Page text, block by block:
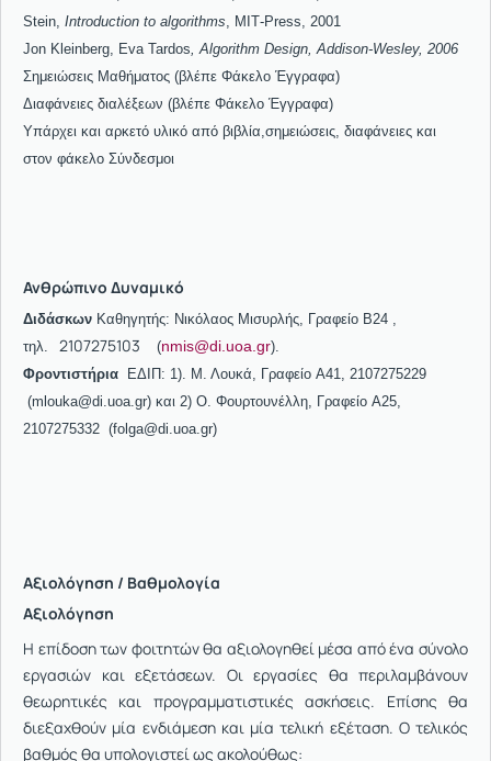
Stein, Introduction to algorithms, MIT-Press, 2001
Jon Kleinberg, Eva Tardos, Algorithm Design, Addison-Wesley, 2006
Σημειώσεις Μαθήματος (βλέπε Φάκελο Έγγραφα)
Διαφάνειες διαλέξεων (βλέπε Φάκελο Έγγραφα)
Υπάρχει και αρκετό υλικό από βιβλία,σημειώσεις, διαφάνειες και
στον φάκελο Σύνδεσμοι
Ανθρώπινο Δυναμικό
Διδάσκων Καθηγητής: Νικόλαος Μισυρλής, Γραφείο Β24 ,
τηλ.
2107275103 (nmis@di.uoa.gr).
Φροντιστήρια ΕΔΙΠ: 1). Μ. Λουκά, Γραφείο A41, 2107275229
(mlouka@di.uoa.gr) και 2) Ο. Φουρτουνέλλη, Γραφείο A25,
2107275332 (folga@di.uoa.gr)
Aξιολόγηση / Βαθμολογία
Αξιολόγηση
Η επίδοση των φοιτητών θα αξιολογηθεί μέσα από ένα σύνολο
εργασιών και εξετάσεων. Οι εργασίες θα περιλαμβάνουν
θεωρητικές και προγραμματιστικές ασκήσεις. Επίσης θα
διεξαχθούν μία ενδιάμεση και μία τελική εξέταση. Ο τελικός
βαθμός θα υπολογιστεί ως ακολούθως: